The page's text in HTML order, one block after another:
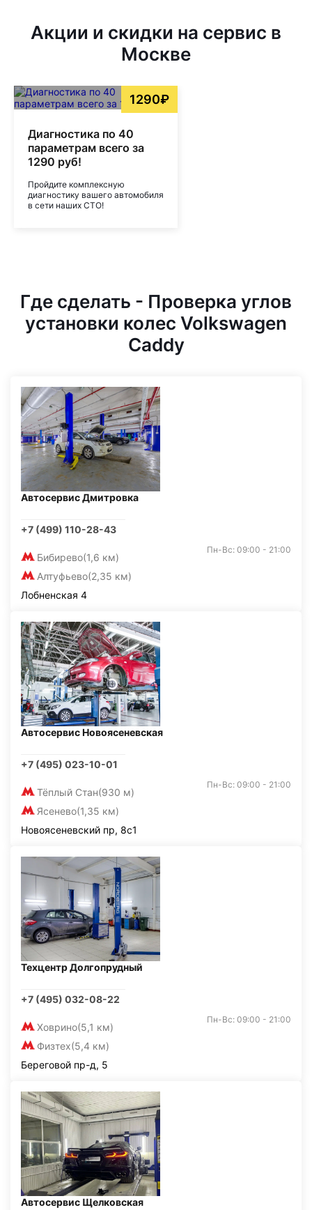
Акции и скидки на сервис в
Москве
1290₽
Диагностика по 40
параметрам всего за
1290 руб!
Пройдите комплексную
диагностику вашего автомобиля
в сети наших СТО!
Где сделать - Проверка углов
установки колес Volkswagen
Caddy
Автосервис Дмитровка
+7 (499) 110-28-43
Бибирево(1,6 км)
Алтуфьево(2,35 км)
Пн-Вс: 09:00 - 21:00
Лобненская 4
Автосервис Новоясеневская
+7 (495) 023-10-01
Тёплый Стан(930 м)
Ясенево(1,35 км)
Пн-Вс: 09:00 - 21:00
Новоясеневский пр, 8с1
Техцентр Долгопрудный
+7 (495) 032-08-22
Ховрино(5,1 км)
Физтех(5,4 км)
Пн-Вс: 09:00 - 21:00
Береговой пр-д, 5
Автосервис Щелковская